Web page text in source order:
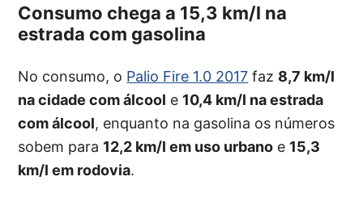
Consumo chega a 15,3 km/l na
estrada com gasolina
No consumo, o Palio Fire 1.0 2017 faz 8,7 km/l
na cidade com álcool e 10,4 km/l na estrada
com álcool, enquanto na gasolina os números
sobem para 12,2 km/l em uso urbano e 15,3
km/l em rodovia.